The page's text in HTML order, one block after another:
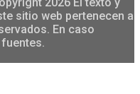
sitio web pertenecen a
En caso